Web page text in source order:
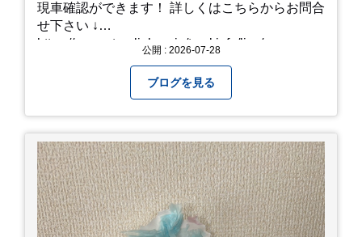
現車確認ができます！ 詳しくはこちらからお問合
せ下さい ↓
https://www.steerlink.co.jp/truckinfo/live/
公開 : 2026-07-28
ブログを見る